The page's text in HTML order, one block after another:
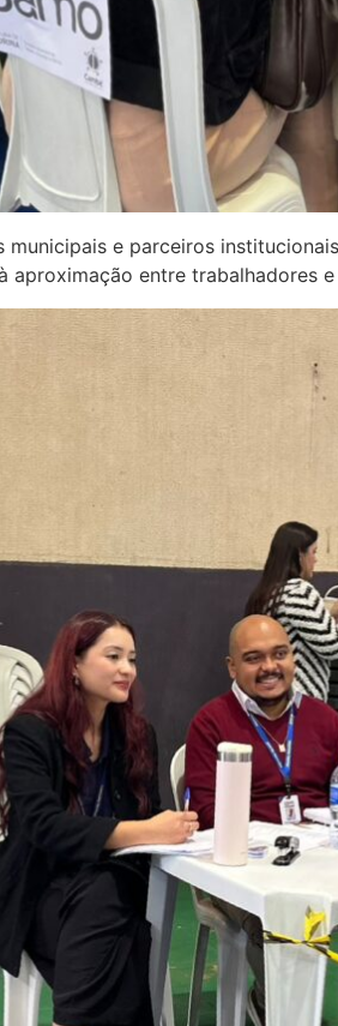
e parceiros
entre trabalhadores e